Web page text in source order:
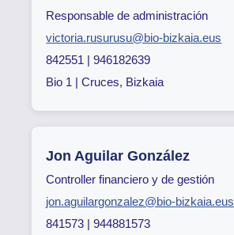
Responsable de administración
victoria.rusurusu@bio-bizkaia.eus
842551 | 946182639
Bio 1 | Cruces, Bizkaia
Jon Aguilar González
Controller financiero y de gestión
jon.aguilargonzalez@bio-bizkaia.eus
841573 | 944881573